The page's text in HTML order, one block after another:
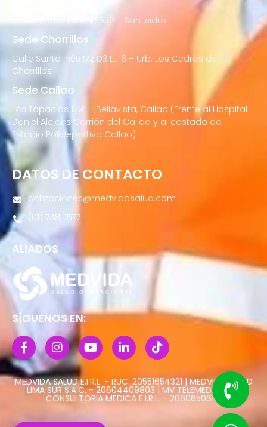
Javier Prado Este N°1530 – San Isidro
Sede Chorrillos
Calle Santa Inés Mz D3 Lt 16 – Urb. Los Cedros de
Chorrillos
Sede Callao
Los Topacios 1291 – Bellavista, Callao (Frente al Hospital
Daniel Alcides Carrión del Callao y al costado del
Estadio Polideportivo Callao)
DATOS DE CONTACTO
cotizaciones@medvidasalud.com
(01) 748-1577
ALIADOS
SÍGUENOS EN:
MEDVIDA SALUD E.I.R.L. - RUC: 20551654321 | MEDVIDA SALUD
LIMA SUR S.A.C. - 20604409803 | MV TELEMEDICINA Y
CONSULTORIA MEDICA E.I.R.L. - 20606506113